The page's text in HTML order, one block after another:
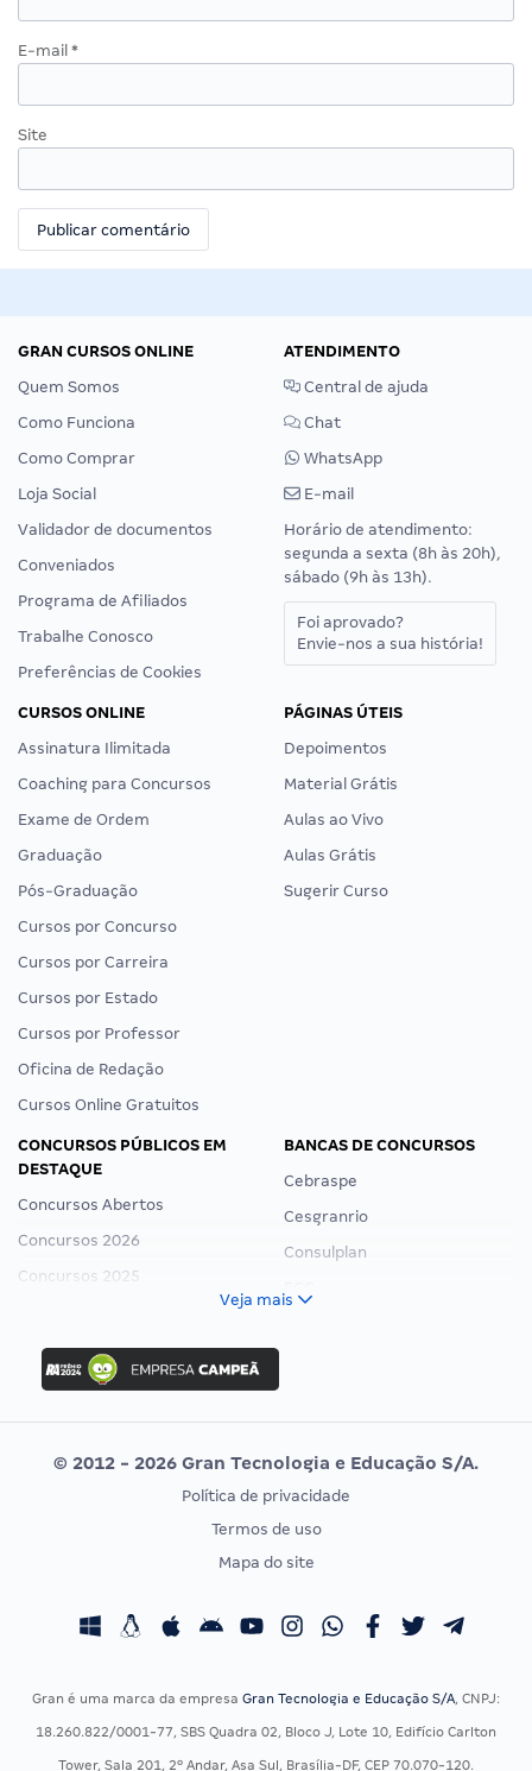
E-mail *
Site
GRAN CURSOS ONLINE
Quem Somos
Como Funciona
Como Comprar
Loja Social
Validador de documentos
Conveniados
Programa de Afiliados
Trabalhe Conosco
Preferências de Cookies
ATENDIMENTO
Central de ajuda
Chat
WhatsApp
E-mail
Horário de atendimento:
segunda a sexta (8h às 20h),
sábado (9h às 13h).
Foi aprovado?
Envie-nos a sua história!
CURSOS ONLINE
Assinatura Ilimitada
Coaching para Concursos
Exame de Ordem
Graduação
Pós-Graduação
Cursos por Concurso
Cursos por Carreira
Cursos por Estado
Cursos por Professor
Oficina de Redação
Cursos Online Gratuitos
PÁGINAS ÚTEIS
Depoimentos
Material Grátis
Aulas ao Vivo
Aulas Grátis
Sugerir Curso
CONCURSOS PÚBLICOS EM
DESTAQUE
Concursos Abertos
Concursos 2026
Concursos 2025
Concurso Ibama
Concurso MPU
Editais publicados
BANCAS DE CONCURSOS
Cebraspe
Cesgranrio
Consulplan
Vunesp
CONCURSOS POR PROFISSÃO
Concursos Fiscais
EXAME DE ORDEM
Calendário OAB
Veja mais
© 2012 - 2026 Gran Tecnologia e Educação S/A.
Política de privacidade
Termos de uso
Mapa do site
Gran é uma marca da empresa Gran Tecnologia e Educação S/A, CNPJ:
18.260.822/0001-77, SBS Quadra 02, Bloco J, Lote 10, Edifício Carlton
Tower, Sala 201, 2º Andar, Asa Sul, Brasília-DF, CEP 70.070-120.